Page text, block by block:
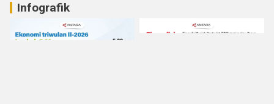
Infografik